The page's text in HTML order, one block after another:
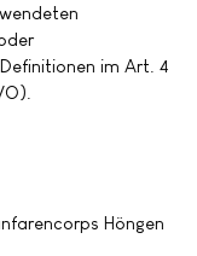
im Art. 4
Höngen